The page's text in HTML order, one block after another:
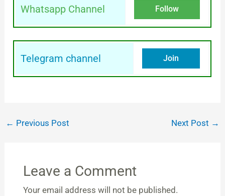
Whatsapp Channel Follow
Telegram channel Join
← Previous Post Next Post →
Leave a Comment
Your email address will not be published.